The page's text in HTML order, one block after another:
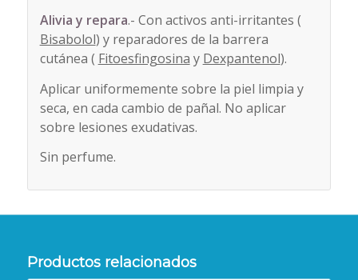
Alivia y repara.- Con activos anti-irritantes (
Bisabolol) y reparadores de la barrera
cutánea ( Fitoesfingosina y Dexpantenol).
Aplicar uniformemente sobre la piel limpia y
seca, en cada cambio de pañal. No aplicar
sobre lesiones exudativas.
Sin perfume.
Productos relacionados